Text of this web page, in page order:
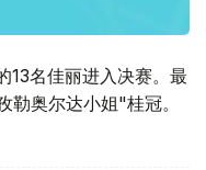
13名佳丽进入决赛。最
勒奥尔达小姐"桂冠。